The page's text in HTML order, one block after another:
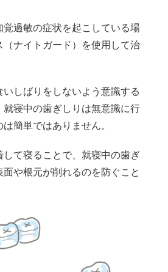
過敏の症状を起こしている場
ナイトガード）を使用して治
いしばりをしないよう意識する
就寝中の歯ぎしりは無意識に行
簡単ではありません。
して寝ることで、就寝中の歯ぎ
面や根元が削れるのを防ぐこと